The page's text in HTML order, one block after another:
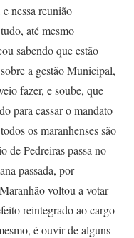
nessa reunião
até mesmo
sabendo que estão
a gestão Municipal,
fazer, e soube, que
para cassar o mandato
os maranhenses são
de Pedreiras passa no
passada, por
voltou a votar
reintegrado ao cargo
é ouvir de alguns